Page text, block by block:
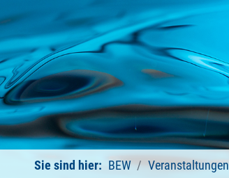
Sie sind hier: BEW Veranstaltungen